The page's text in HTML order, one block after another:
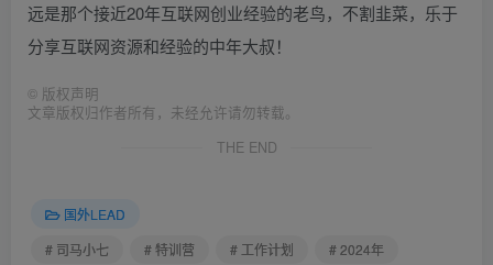
远是那个接近20年互联网创业经验的老鸟，不割韭菜，乐于
分享互联网资源和经验的中年大叔！
© 版权声明
文章版权归作者所有，未经允许请勿转载。
THE END
国外LEAD
# 司马小七
# 特训营 # 工作计划
# 2024年